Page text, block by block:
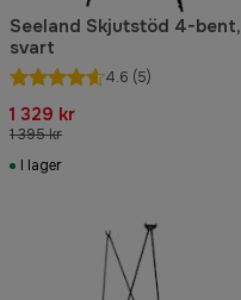
Seeland Skjutstöd 4-bent,
svart
4.6 (5)
1 329 kr
1 395 kr
I lager